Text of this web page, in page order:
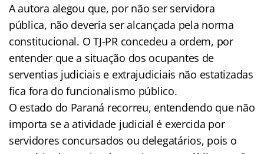
A autora alegou que, por não ser servidora
pública, não deveria ser alcançada pela norma
constitucional. O TJ-PR concedeu a ordem, por
entender que a situação dos ocupantes de
serventias judiciais e extrajudiciais não estatizadas
fica fora do funcionalismo público.
O estado do Paraná recorreu, entendendo que não
importa se a atividade judicial é exercida por
servidores concursados ou delegatários, pois o